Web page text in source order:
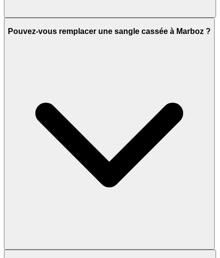
Pouvez-vous remplacer une sangle cassée à Marboz ?